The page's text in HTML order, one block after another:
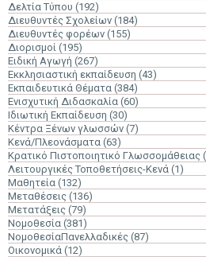
Δελτία Τύπου (192)
Διευθυντές Σχολείων (184)
Διευθυντές φορέων (155)
Διορισμοί (195)
Ειδική Αγωγή (267)
Εκκλησιαστική εκπαίδευση (43)
Εκπαιδευτικά Θέματα (384)
Ενισχυτική Διδασκαλία (60)
Ιδιωτική Εκπαίδευση (30)
Κέντρα Ξένων γλωσσών (7)
Κενά/Πλεονάσματα (63)
Κρατικό Πιστοποιητικό Γλωσσομάθειας
Λειτουργικές Τοποθετήσεις-Κενά (1)
Μαθητεία (132)
Μεταθέσεις (136)
Μετατάξεις (79)
Νομοθεσία (381)
ΝομοθεσίαΠανελλαδικές (87)
Οικονομικά (12)